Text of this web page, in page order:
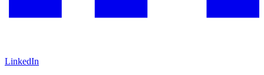
LinkedIn